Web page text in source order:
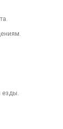
езды.